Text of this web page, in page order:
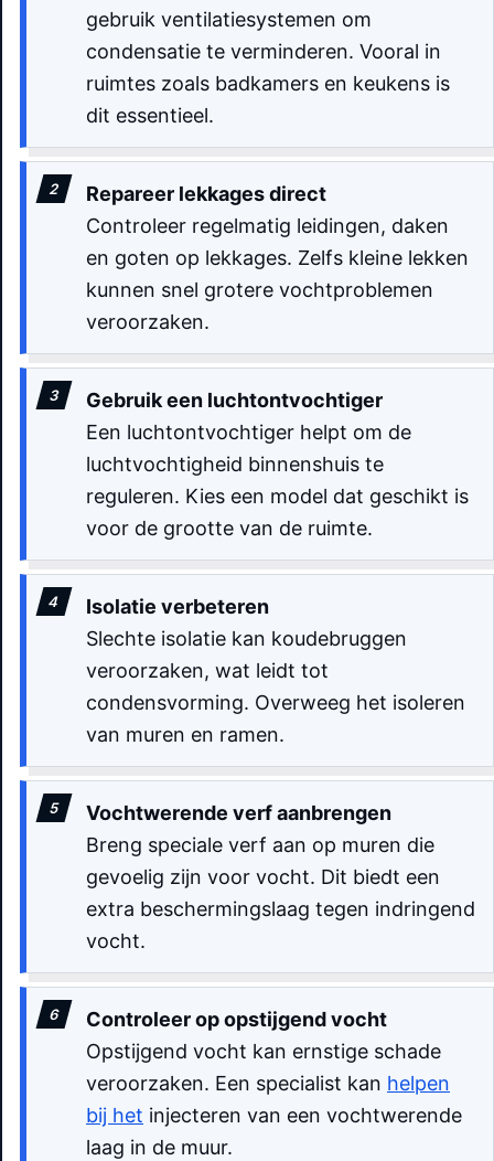
gebruik ventilatiesystemen om
condensatie te verminderen. Vooral in
ruimtes zoals badkamers en keukens is
dit essentieel.
Repareer lekkages direct
Controleer regelmatig leidingen, daken
en goten op lekkages. Zelfs kleine lekken
kunnen snel grotere vochtproblemen
veroorzaken.
Gebruik een luchtontvochtiger
Een luchtontvochtiger helpt om de
luchtvochtigheid binnenshuis te
reguleren. Kies een model dat geschikt is
voor de grootte van de ruimte.
Isolatie verbeteren
Slechte isolatie kan koudebruggen
veroorzaken, wat leidt tot
condensvorming. Overweeg het isoleren
van muren en ramen.
Vochtwerende verf aanbrengen
Breng speciale verf aan op muren die
gevoelig zijn voor vocht. Dit biedt een
extra beschermingslaag tegen indringend
vocht.
Controleer op opstijgend vocht
Opstijgend vocht kan ernstige schade
veroorzaken. Een specialist kan helpen
bij het injecteren van een vochtwerende
laag in de muur.